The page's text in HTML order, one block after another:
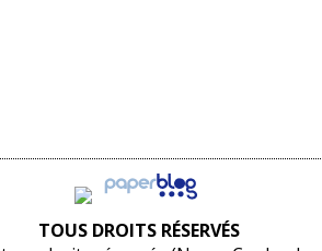
TOUS DROITS RÉSERVÉS